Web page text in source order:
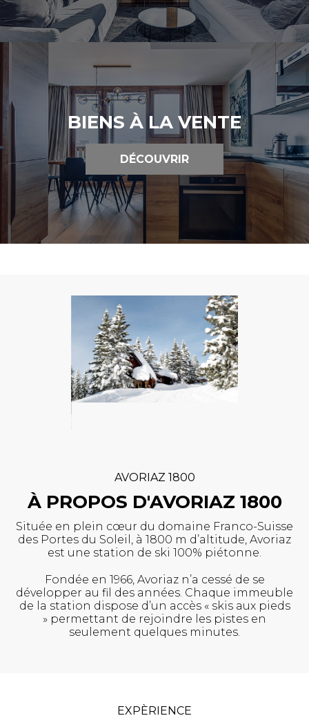
BIENS À LA VENTE
DÉCOUVRIR
AVORIAZ 1800
À PROPOS D'AVORIAZ 1800
Située en plein cœur du domaine Franco-Suisse
des Portes du Soleil, à 1800 m d’altitude, Avoriaz
est une station de ski 100% piétonne.
Fondée en 1966, Avoriaz n’a cessé de se
développer au fil des années. Chaque immeuble
de la station dispose d’un accès « skis aux pieds
» permettant de rejoindre les pistes en
seulement quelques minutes.
EXPÈRIENCE